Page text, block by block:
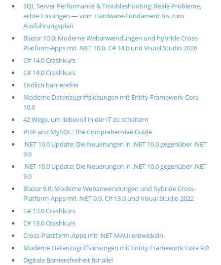
SQL Server Performance & Troubleshooting: Reale Probleme,
echte Lösungen — vom Hardware-Fundament bis zum
Ausführungsplan
Blazor 10.0: Moderne Webanwendungen und hybride Cross-
Platform-Apps mit .NET 10.0, C# 14.0 und Visual Studio 2026
C# 14.0 Crashkurs
C# 14.0 Crashkurs
Endlich barrierefrei
Moderne Datenzugriffslösungen mit Entity Framework Core
10.0
42 Wege, um liebevoll in der IT zu scheitern
PHP and MySQL: The Comprehensive Guide
.NET 10.0 Update: Die Neuerungen in .NET 10.0 gegenüber .NET
9.0
.NET 10.0 Update: Die Neuerungen in .NET 10.0 gegenüber .NET
9.0
Blazor 9.0: Moderne Webanwendungen und hybride Cross-
Platform-Apps mit .NET 9.0, C# 13.0 und Visual Studio 2022
C# 13.0 Crashkurs
C# 13.0 Crashkurs
Cross-Plattform-Apps mit .NET MAUI entwickeln
Moderne Datenzugriffslösungen mit Entity Framework Core 9.0
Digitale Barrierefreiheit für alle!